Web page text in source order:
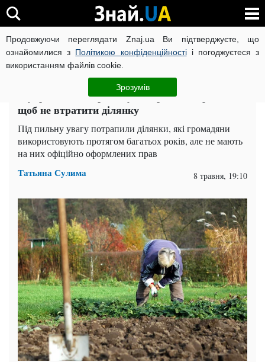
Продовжуючи переглядати Znaj.ua Ви підтверджуєте, що
ознайомилися з Політикою конфіденційностіі погоджуєтеся з
використанням файлів cookie.
Зрозумів
ВІЙНА РОСІЇ ПРОТИ УКРАЇНИ КОРОНАВІРУС В УКРАЇНІ
ЧИТАТЬ НА РУССКОМ
В українців забиратимуть городи: що робити,
щоб не втратити ділянку
Під пильну увагу потрапили ділянки, які громадяни
використовують протягом багатьох років, але не мають
на них офіційно оформлених прав
Татьяна Сулима 8 травня, 19:10